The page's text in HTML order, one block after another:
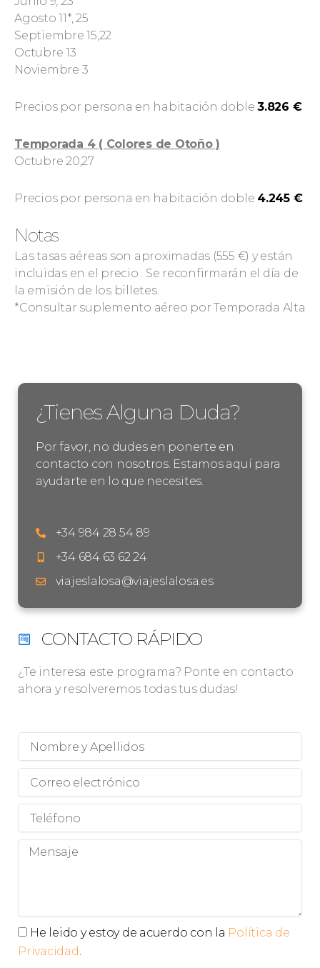
Agosto 11*, 25
Septiembre 15,22
Octubre 13
Noviembre 3
Precios por persona en habitación doble 3.826 €
Temporada 4 ( Colores de Otoño )
Octubre 20,27
Precios por persona en habitación doble 4.245 €
Notas
Las tasas aéreas son aproximadas (555 €) y están
incluidas en el precio . Se reconfirmarán el día de
la emisión de los billetes.
*Consultar suplemento aéreo por Temporada Alta
¿Tienes Alguna Duda?
Por favor, no dudes en ponerte en
contacto con nosotros. Estamos aquí para
ayudarte en lo que necesites.
+34 984 28 54 89
+34 684 63 62 24
viajeslalosa@viajeslalosa.es
CONTACTO RÁPIDO
¿Te interesa este programa? Ponte en contacto
ahora y resolveremos todas tus dudas!
Nombre
y
Apellidos
Correo
electrónico
Teléfono
Mensaje
Privacidad
He leido y estoy de acuerdo con la Política de
Privacidad.